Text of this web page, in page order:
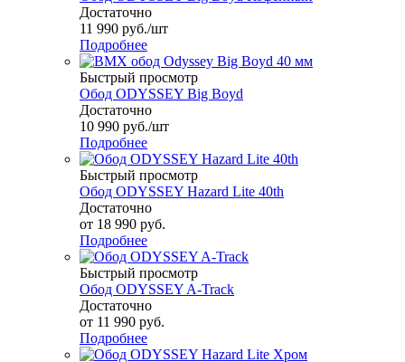
Достаточно
11 990 руб./шт
Подробнее
Быстрый просмотр
Обод ODYSSEY Big Boyd
Достаточно
10 990 руб./шт
Подробнее
Быстрый просмотр
Обод ODYSSEY Hazard Lite 40th
Достаточно
от 18 990 руб.
Подробнее
Быстрый просмотр
Обод ODYSSEY A‑Track
Достаточно
от 11 990 руб.
Подробнее